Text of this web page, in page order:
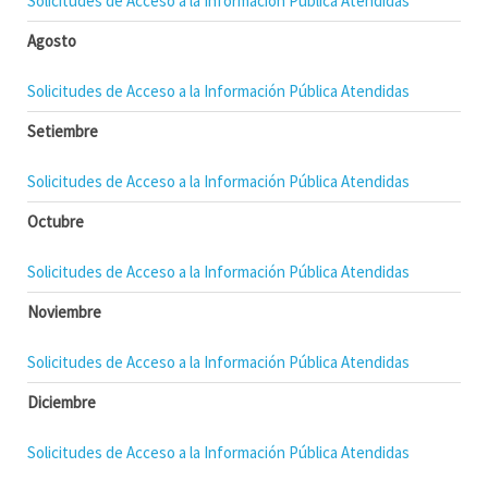
Agosto
Solicitudes de Acceso a la Información Pública Atendidas
Setiembre
Solicitudes de Acceso a la Información Pública Atendidas
Octubre
Solicitudes de Acceso a la Información Pública Atendidas
Noviembre
Solicitudes de Acceso a la Información Pública Atendidas
Diciembre
Solicitudes de Acceso a la Información Pública Atendidas